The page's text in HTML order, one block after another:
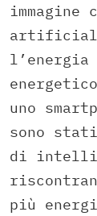
artificiale
l’energia
uno
sono
di
più